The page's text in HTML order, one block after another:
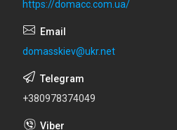
https://domacc.com.ua/
domasskiev@ukr.net
+380978374049